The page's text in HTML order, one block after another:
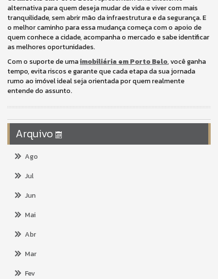
alternativa para quem deseja mudar de vida e viver com mais
tranquilidade, sem abrir mão da infraestrutura e da segurança. E
o melhor caminho para essa mudança começa com o apoio de
quem conhece a cidade, acompanha o mercado e sabe identificar
as melhores oportunidades.
Com o suporte de umaimobiliária em Porto Belo, você ganha
tempo, evita riscos e garante que cada etapa da sua jornada
rumo ao imóvel ideal seja orientada por quem realmente
entende do assunto.
Arquivo
Ago
Jul
Jun
Mai
Abr
Mar
Fev